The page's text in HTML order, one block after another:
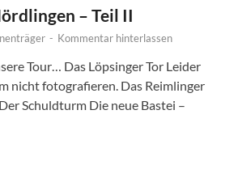
– Teil II
- Kommentar hinterlassen
Tour… Das Löpsinger Tor Leider
nicht fotografieren. Das Reimlinger
Schuldturm Die neue Bastei –